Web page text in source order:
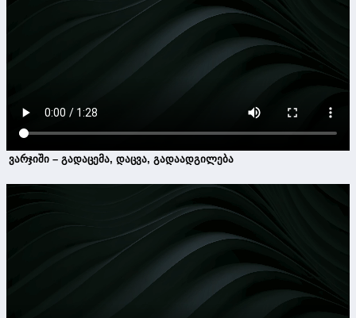
ვარჯიში – გადაცემა, დაცვა, გადაადგილება